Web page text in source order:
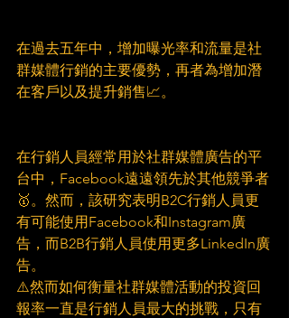
在過去五年中，增加曝光率和流量是社
群媒體行銷的主要優勢，再者為增加潛
在客戶以及提升銷售📈。
在行銷人員經常用於社群媒體廣告的平
台中，Facebook遠遠領先於其他競爭者
🥇。然而，該研究表明B2C行銷人員更
有可能使用Facebook和Instagram廣
告，而B2B行銷人員使用更多LinkedIn廣
告。
⚠️然而如何衡量社群媒體活動的投資回
報率一直是行銷人員最大的挑戰，只有